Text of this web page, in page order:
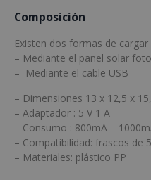
Composición
Existen dos formas de
– Mediante el panel solar
– Mediante el cable USB
– Dimensiones 13 x 12,5 x
– Adaptador : 5 V 1 A
– Consumo : 800mA –
– Compatibilidad: frascos de
– Materiales: plástico PP